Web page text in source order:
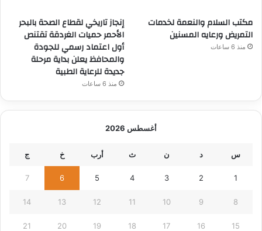
مكتب السلام والنعمة لخدمات
التمريض ورعايه المسنين
منذ 6 ساعات
إنجاز تاريخي لقطاع الصحة بالبحر
الأحمر حميات الغردقة تقتنص
أول اعتماد رسمي للجودة
والمحافظ يعلن بداية مرحلة
جديدة للرعاية الطبية
منذ 6 ساعات
أغسطس 2026
س د ن ث أرب خ ج
1
2
3
4
5
6
7
8
9
10
11
12
13
14
15
16
17
18
19
20
21